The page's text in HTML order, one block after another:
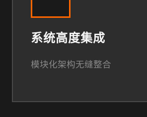
系统高度集成
模块化架构无缝整合